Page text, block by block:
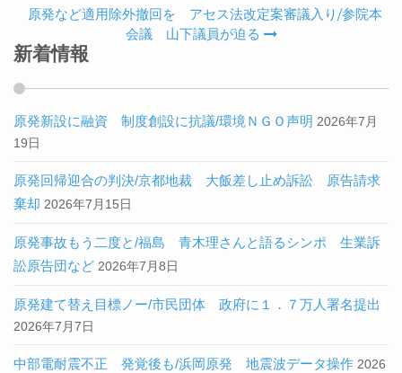
原発など適用除外撤回を アセス法改定案審議入り/参院本
会議 山下議員が迫る
新着情報
原発新設に融資 制度創設に抗議/環境ＮＧＯ声明 2026年7月
19日
原発回帰迎合の判決/京都地裁 大飯差し止め訴訟 原告請求
棄却 2026年7月15日
原発事故もう二度と/福島 青木理さんと語るシンポ 生業訴
訟原告団など 2026年7月8日
原発建て替え目標ノー/市民団体 政府に１．７万人署名提出
2026年7月7日
中部電耐震不正 発覚後も/浜岡原発 地震波データ操作 2026